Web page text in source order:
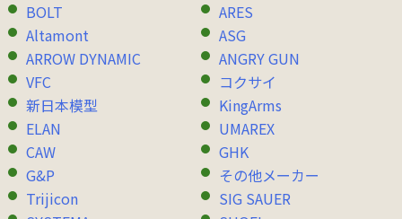
BOLT
ARES
Altamont
ASG
ARROW DYNAMIC
ANGRY GUN
VFC
コクサイ
新日本模型
KingArms
ELAN
UMAREX
CAW
GHK
G&P
その他メーカー
Trijicon
SIG SAUER